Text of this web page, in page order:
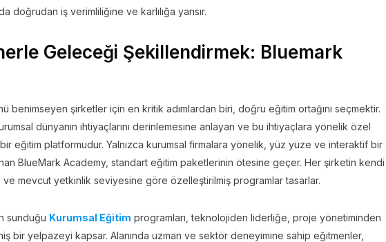
doğrudan iş verimliliğine ve karlılığa yansır.
Geleceği Şekillendirmek: Bluemark
benimseyen şirketler için en kritik adımlardan biri, doğru eğitim ortağını seçmektir.
dünyanın ihtiyaçlarını derinlemesine anlayan ve bu ihtiyaçlara yönelik özel
eğitim platformudur. Yalnızca kurumsal firmalara yönelik, yüz yüze ve interaktif bir
BlueMark Academy, standart eğitim paketlerinin ötesine geçer. Her şirketin kendi
mevcut yetkinlik seviyesine göre özelleştirilmiş programlar tasarlar.
sunduğu Kurumsal Eğitim programları, teknolojiden liderliğe, proje yönetiminden
bir yelpazeyi kapsar. Alanında uzman ve sektör deneyimine sahip eğitmenler,